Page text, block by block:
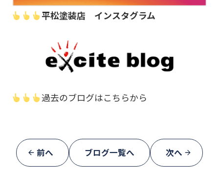
平松塗装店 インスタグラム
過去のブログはこちらから
前へ ブログ一覧へ 次へ